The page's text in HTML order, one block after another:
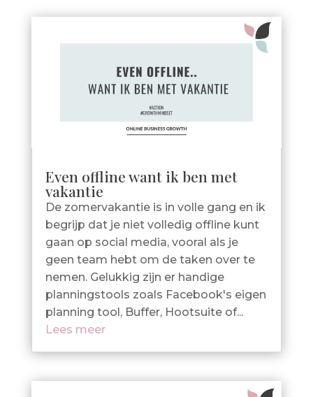
Even offline want ik ben met
vakantie
De zomervakantie is in volle gang en ik
begrijp dat je niet volledig offline kunt
gaan op social media, vooral als je
geen team hebt om de taken over te
nemen. Gelukkig zijn er handige
planningstools zoals Facebook's eigen
planning tool, Buffer, Hootsuite of...
Lees meer